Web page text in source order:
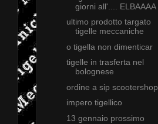
giorni all'.... ELBAAAA
ultimo prodotto targato
tigelle meccaniche
o tigella non dimenticar
tigelle in trasferta nel
bolognese
ordine a sip scootershop
impero tigellico
13 gennaio prossimo